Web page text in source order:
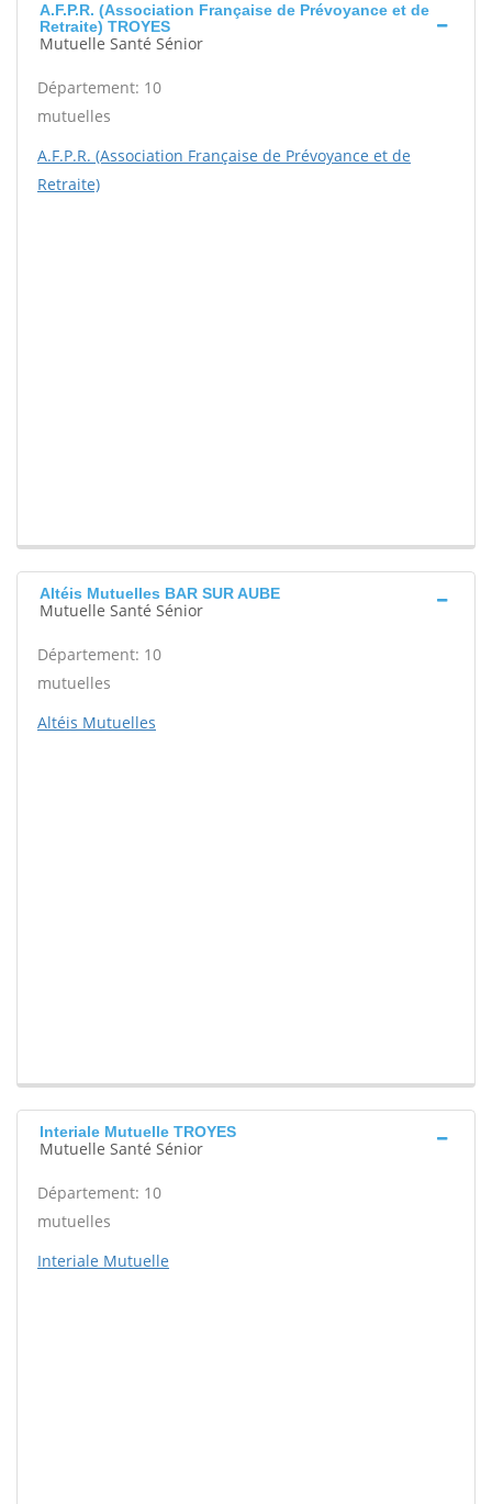
A.F.P.R. (Association Française de Prévoyance et de
Retraite) TROYES
Mutuelle Santé Sénior
Département: 10
mutuelles
A.F.P.R. (Association Française de Prévoyance et de
Retraite)
Altéis Mutuelles BAR SUR AUBE
Mutuelle Santé Sénior
Département: 10
mutuelles
Altéis Mutuelles
Interiale Mutuelle TROYES
Mutuelle Santé Sénior
Département: 10
mutuelles
Interiale Mutuelle